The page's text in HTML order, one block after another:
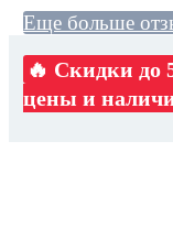
Еще больше
🔥 Скидки до
цены и